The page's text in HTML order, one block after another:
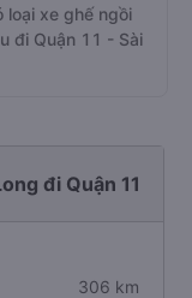
loại xe ghế ngồi
đi Quận 11 - Sài
đi Quận 11
306 km